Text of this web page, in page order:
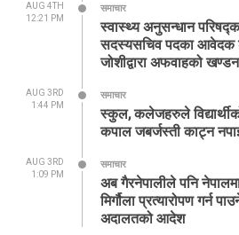
AUG 4TH
12:21 PM
समाचार
स्वास्थ्य अनुसन्धान
सदस्यसचिव पदका आवेदक
जोशीद्वारा अफवाहको खण्डन
AUG 3RD
1:44 PM
समाचार
स्कुल, कलेजहरुले
कपाल जबर्जस्ती काट्न
AUG 3RD
1:09 PM
समाचार
अब गैरनेपालीले पनि
मिर्गौला प्रत्यारोपण गर्न
अदालतको आदेश